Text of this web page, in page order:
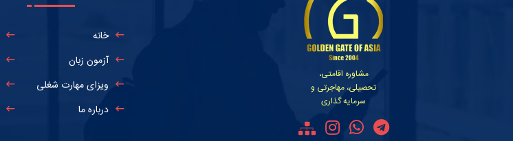
مشاوره اقامتی،
تحصیلی، مهاجرتی و
سرمایه گذاری
خانه
آزمون زبان
ویزای مهارت شغلی
درباره ما